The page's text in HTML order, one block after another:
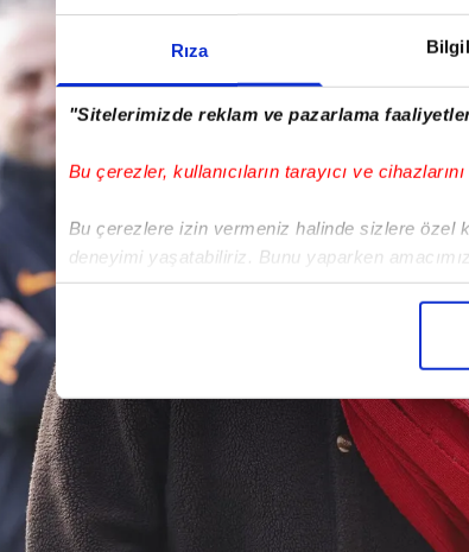
Rıza
"Sitelerimizde reklam ve pazarlama
Bu çerezler, kullanıcıların tarayıcı ve
Bu çerezlere izin vermeniz halinde sizlere özel
deneyimi yaşatabiliriz. Bunu yaparken
içerikleri sunabilmek adına elimizden gelen
Her halükârda, kullanıcılar, bu çerezlere izin
Sizlere daha iyi bir hizmet sunabilmek için
çerezler vasıtasıyla çeşitli kişisel verileriniz
amacıyla kullanılmaktadır. Diğer çerezler,
reklam/pazarlama faaliyetlerinin yapılması,